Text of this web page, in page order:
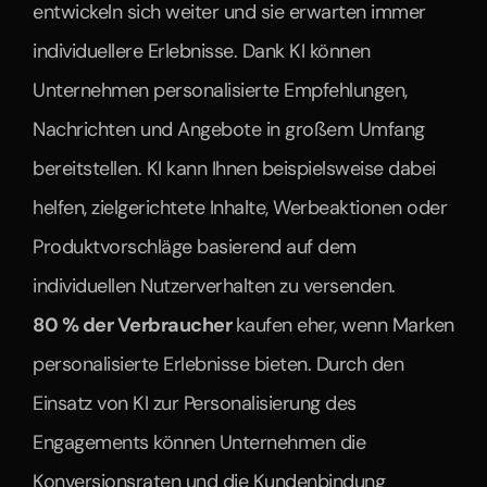
entwickeln sich weiter und sie erwarten immer
individuellere Erlebnisse. Dank KI können
Unternehmen personalisierte Empfehlungen,
Nachrichten und Angebote in großem Umfang
bereitstellen. KI kann Ihnen beispielsweise dabei
helfen, zielgerichtete Inhalte, Werbeaktionen oder
Produktvorschläge basierend auf dem
individuellen Nutzerverhalten zu versenden.
80 % der Verbraucher kaufen eher, wenn Marken
personalisierte Erlebnisse bieten. Durch den
Einsatz von KI zur Personalisierung des
Engagements können Unternehmen die